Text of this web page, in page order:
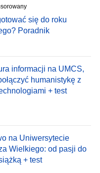
się do roku
Poradnik
informacji na UMCS,
humanistykę z
+ test
na Uniwersytecie
Wielkiego: od pasji do
+ test